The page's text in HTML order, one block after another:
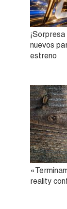
nuevos
estreno
reality